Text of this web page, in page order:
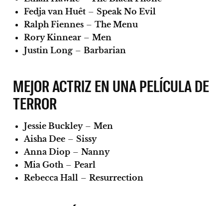
Fedja van Huêt – Speak No Evil
Ralph Fiennes – The Menu
Rory Kinnear – Men
Justin Long – Barbarian
MEJOR ACTRIZ EN UNA PELÍCULA DE
TERROR
Jessie Buckley– Men
Aisha Dee – Sissy
Anna Diop – Nanny
Mia Goth– Pearl
Rebecca Hall – Resurrection